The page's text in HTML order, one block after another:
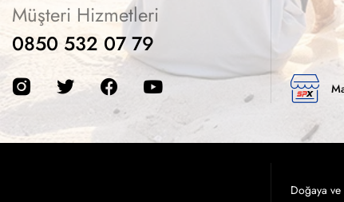
Müşteri Hizmetleri
0850 532 07 79
Doğaya